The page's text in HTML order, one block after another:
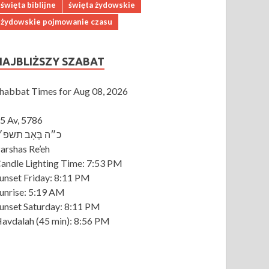
święta biblijne
święta żydowskie
żydowskie pojmowanie czasu
SZABAT
Times for Aug 08, 2026
Av, 5786
כ״ה בְּאָב
Re’eh
Lighting Time: 7:53 PM
Friday:8:11 PM
5:19 AM
Saturday:8:11 PM
(45 min): 8:56 PM